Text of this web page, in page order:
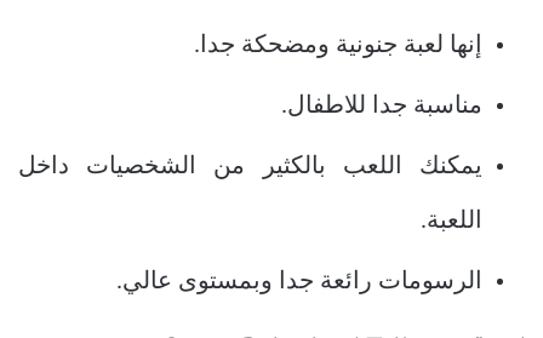
إنها لعبة جنونية ومضحكة جدا.
مناسبة جدا للاطفال.
يمكنك اللعب بالكثير من الشخصيات داخل
اللعبة.
الرسومات رائعة جدا وبمستوى عالي.